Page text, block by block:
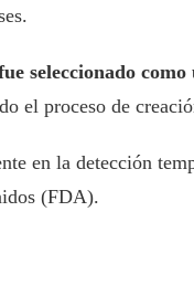
seleccionado
el proceso de
en la detección
(FDA).